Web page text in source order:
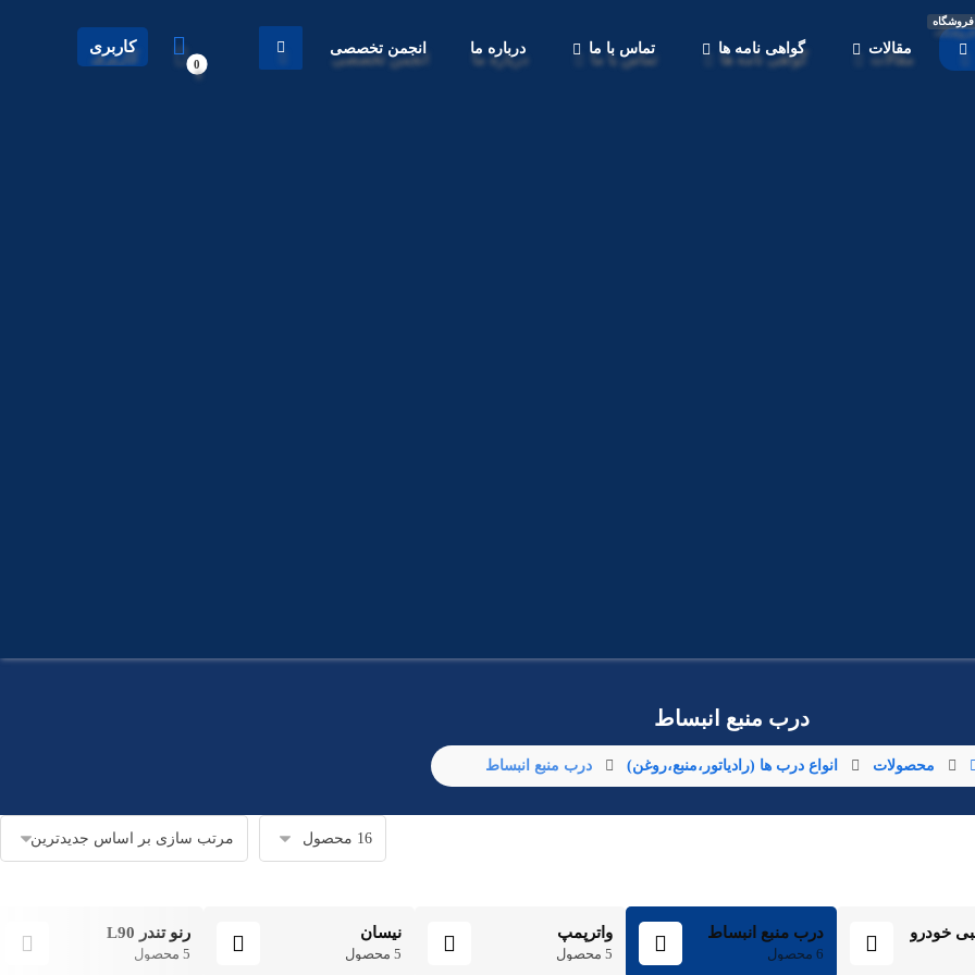
فروشگاه
مقالات گواهی نامه ها تماس با ما درباره ما انجمن تخصصی کاربری
درب منبع انبساط
محصولات انواع درب ها (رادیاتور،منبع،روغن) درب منبع انبساط
خودرو درب منبع انبساط
6 محصول
واترپمپ
5 محصول
نیسان
5 محصول
رنو تندر L90
5 محصول